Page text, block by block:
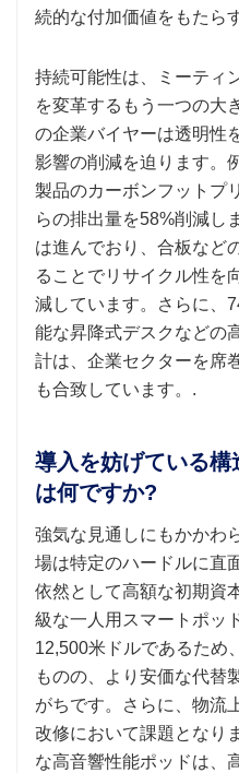
続的な付加価値をもたら
持続可能性は、ミーティ
を変革するもう一つの大
の企業バイヤーは透明性
影響の削減を迫ります。
製品のカーボンフットプ
らの排出量を58%削減し
は進んでおり、合板など
ることでリサイクル性を
減しています。さらに、
能な昇降式デスクなどの
計は、企業セクターを席
も合致しています。.
導入を妨げている
は何ですか?
強気な見通しにもかかわ
場は特定のハードルに直
依然として高額な初期資
級な一人用スマートポッ
12,500米ドルであるため
ものの、より安価な代替
がちです。さらに、物流
改修において課題となり
な高音響性能ポッドは、